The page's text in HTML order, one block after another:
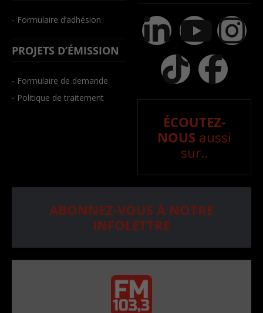
- Formulaire d’adhésion
PROJETS D’ÉMISSION
- Formulaire de demande
- Politique de traitement
ÉCOUTEZ-
NOUS aussi
sur..
ABONNEZ-VOUS À NOTRE
INFOLETTRE